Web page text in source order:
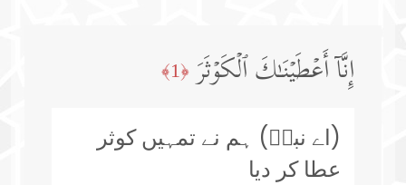
إِنَّاۤ أَعۡطَیۡنَـٰكَ ٱلۡكَوۡثَرَ ﴿1﴾
(اے نبیؐ) ہم نے تمہیں کوثر
عطا کر دیا